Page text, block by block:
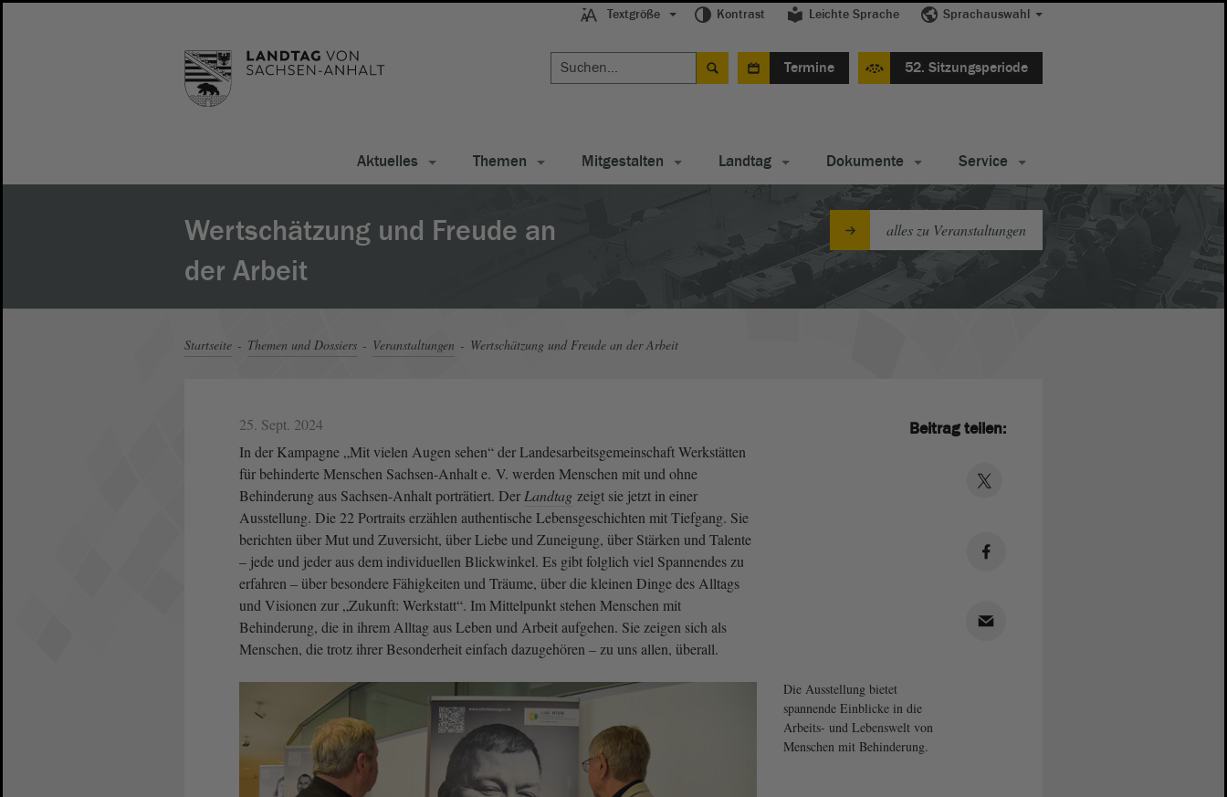
Textgröße Kontrast Leichte Sprache Sprachauswahl
Termine 52. Sitzungsperiode
Aktuelles Themen Mitgestalten Landtag Dokumente Service
Wertschätzung und Freude an
der Arbeit
alles zu Veranstaltungen
Startseite Themen und Dossiers Veranstaltungen Wertschätzung und Freude an der Arbeit
25. Sept. 2024
In der Kampagne „Mit vielen Augen sehen“ der Landesarbeitsgemeinschaft Werkstätten
für behinderte Menschen Sachsen-Anhalt e. V. werden Menschen mit und ohne
Behinderung aus Sachsen-Anhalt porträtiert. Der Landtag zeigt sie jetzt in einer
Ausstellung. Die 22 Portraits erzählen authentische Lebensgeschichten mit Tiefgang. Sie
berichten über Mut und Zuversicht, über Liebe und Zuneigung, über Stärken und Talente
– jede und jeder aus dem individuellen Blickwinkel. Es gibt folglich viel Spannendes zu
erfahren ‒ über besondere Fähigkeiten und Träume, über die kleinen Dinge des Alltags
und Visionen zur „Zukunft: Werkstatt“. Im Mittelpunkt stehen Menschen mit
Behinderung, die in ihrem Alltag aus Leben und Arbeit aufgehen. Sie zeigen sich als
Menschen, die trotz ihrer Besonderheit einfach dazugehören – zu uns allen, überall.
Die Ausstellung bietet
spannende Einblicke in die
Arbeits- und Lebenswelt von
Menschen mit Behinderung.
Beitrag teilen: